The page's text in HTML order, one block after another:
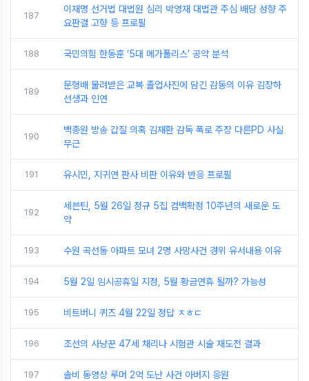
187
이재명 선거법 대법원 심리 박영재 대법관 주심 배당 성향 주
요판결 고향 등 프로필
188 국민의힘 한동훈 ‘5대 메가폴리스’ 공약 분석
189
문형배 물려받은 교복 졸업사진에 담긴 감동의 이유 김장하
선생과 인연
190
백종원 방송 갑질 의혹 김재환 감독 폭로 주장 다른PD 사실
무근
191 유시민, 지귀연 판사 비판 이유와 반응 프로필
192
세븐틴, 5월 26일 정규 5집 컴백확정 10주년의 새로운 도
약
193 수원 곡선동 아파트 모녀 2명 사망사건 경위 유서내용 이유
194 5월 2일 임시공휴일 지정, 5월 황금연휴 될까? 가능성
195 비트버니 퀴즈 4월 22일 정답 ㅈㅎㄷ
196 조선의 사냥꾼 47세 채리나 시험관 시술 재도전 결과
197 솔비 동영상 루머 2억 도난 사건 아버지 응원